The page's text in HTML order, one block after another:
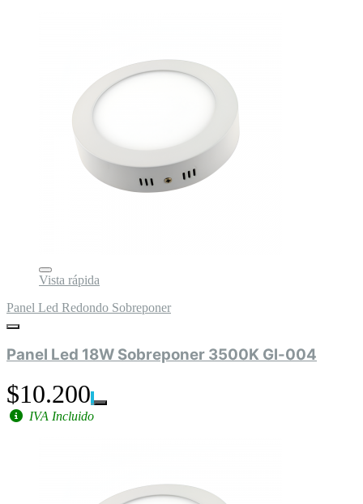
Vista rápida
Panel Led Redondo Sobreponer
Panel Led 18W Sobreponer 3500K Gl-004
$10.200
IVA Incluido